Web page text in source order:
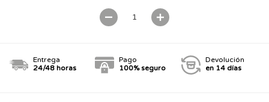
Entrega
24/48 horas
Pago
100% seguro
Devolución
en 14 días